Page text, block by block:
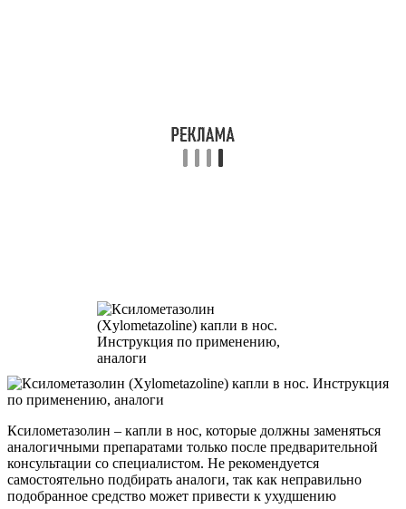
Ксилометазолин – капли в нос, которые должны заменяться
аналогичными препаратами только после предварительной
консультации со специалистом. Не рекомендуется
самостоятельно подбирать аналоги, так как неправильно
подобранное средство может привести к ухудшению